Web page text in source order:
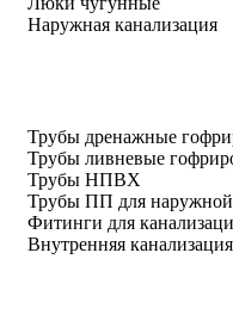
Наружная канализация
Трубы дренажные
Трубы ливневые
Трубы НПВХ
Трубы ПП для наружной
Фитинги для
Внутренняя канализация